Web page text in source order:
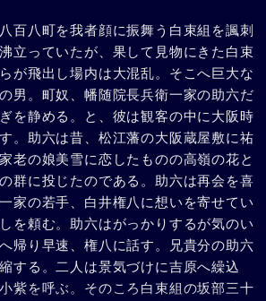
百八町を我者顔に振舞う白束組を諷刺
立っていたが、果して見物にきた白束
が飛出し場内は大混乱。そこへ巨大な
男。町奴、幡随院長兵衛一家の助六だ
を静める。と、彼は観客の中に大阪時
。助六は昔、松江藩の大阪蔵屋敷に祐
老の娘美雪に恋したものの高嶺の花と
群に投じたのである。助六は再会を喜
家の若手、白井権八に想いを寄せてい
を頼む。助六はがっかりするが気のい
帰り早速、権八に話す。兄貴分の助六
する。二人は景気づけに吉原へ繰込
紫を呼ぶ。そのころ白束組の坂部三十